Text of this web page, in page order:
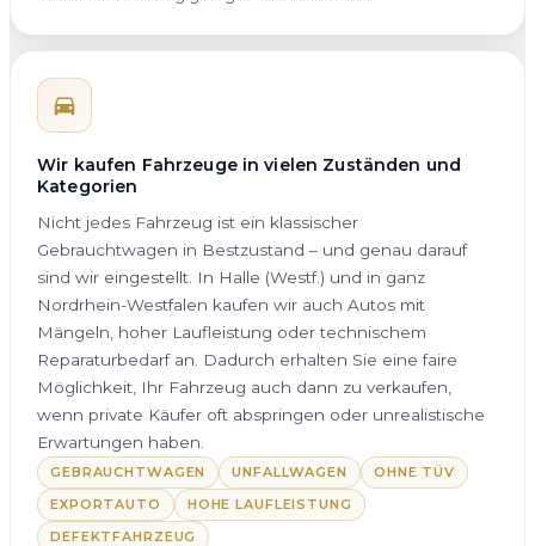
Wir kaufen Fahrzeuge in vielen Zuständen und
Kategorien
Nicht jedes Fahrzeug ist ein klassischer
Gebrauchtwagen in Bestzustand – und genau darauf
sind wir eingestellt. In Halle (Westf.) und in ganz
Nordrhein-Westfalen kaufen wir auch Autos mit
Mängeln, hoher Laufleistung oder technischem
Reparaturbedarf an. Dadurch erhalten Sie eine faire
Möglichkeit, Ihr Fahrzeug auch dann zu verkaufen,
wenn private Käufer oft abspringen oder unrealistische
Erwartungen haben.
GEBRAUCHTWAGEN UNFALLWAGEN
OHNE TÜV
EXPORTAUTO
HOHE LAUFLEISTUNG
DEFEKTFAHRZEUG